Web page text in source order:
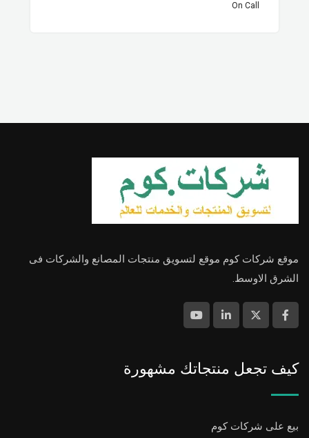
On Call
موقع شركات كوم موقع لتسويق منتجات المصانع والشركات فى
الشرق الاوسط.
كيف تجعل منتجاتك مشهورة
بيع على شركات كوم